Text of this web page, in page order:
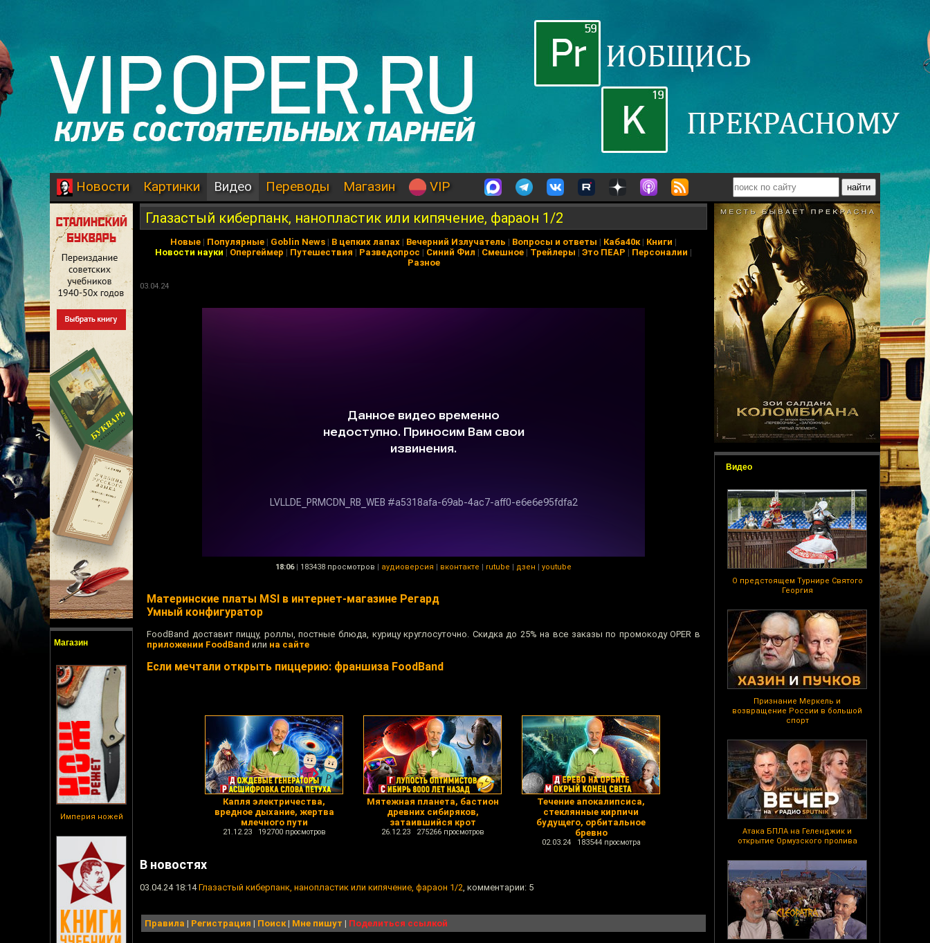
Новости Картинки Видео Переводы Магазин VIP
Магазин
Империя ножей
Видео
О предстоящем Турнире Святого
Георгия
Признание Меркель и
возвращение России в большой
спорт
Атака БПЛА на Геленджик и
открытие Ормузского пролива
Глазастый киберпанк, нанопластик или кипячение, фараон 1/2
Новые | Популярные | Goblin News | В цепких лапах | Вечерний Излучатель | Вопросы и ответы | Каба40к| Книги |
Новости науки | Опергеймер | Путешествия | Разведопрос | Синий Фил | Смешное | Трейлеры | Это ПЕАР | Персоналии |
Разное
03.04.24
18:06 | 183438 просмотров | аудиоверсия | вконтакте | rutube | дзен | youtube
Материнские платы MSI в интернет-магазине Регард
Умный конфигуратор
FoodBand доставит пиццу, роллы, постные блюда, курицу круглосуточно. Скидка до 25% на все заказы по промокоду OPER в
приложении FoodBand или на сайте
Если мечтали открыть пиццерию: франшиза FoodBand
Капля электричества,
вредное дыхание, жертва
млечного пути
21.12.23 192700 просмотров
Мятежная планета, бастион
древних сибиряков,
затаившийся крот
26.12.23 275266 просмотров
Течение апокалипсиса,
стеклянные кирпичи
будущего, орбитальное
бревно
02.03.24 183544 просмотра
В новостях
03.04.24 18:14Глазастый киберпанк, нанопластик или кипячение, фараон 1/2, комментарии: 5
Правила | Регистрация | Поиск| Мне пишут | Поделиться ссылкой